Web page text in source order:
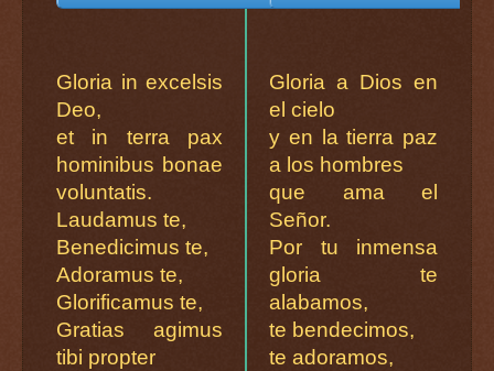
Gloria in excelsis
Deo,
et in terra pax
hominibus bonae
voluntatis.
Laudamus te,
Benedicimus te,
Adoramus te,
Glorificamus te,
Gratias agimus
tibi propter
Gloria a Dios en
el cielo
y en la tierra paz
a los hombres
que ama el
Señor.
Por tu inmensa
gloria te
alabamos,
te bendecimos,
te adoramos,